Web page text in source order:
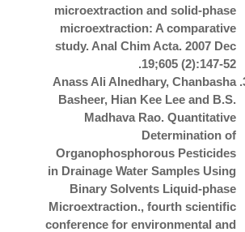
microextraction and solid-phase
microextraction: A comparative
study. Anal Chim Acta. 2007 Dec
19;605 (2):147-52.
Anass Ali Alnedhary, Chanbasha
Basheer, Hian Kee Lee and B.S.
Madhava Rao. Quantitative
Determination of
Organophosphorous Pesticides
in Drainage Water Samples Using
Binary Solvents Liquid-phase
Microextraction., fourth scientific
conference for environmental and